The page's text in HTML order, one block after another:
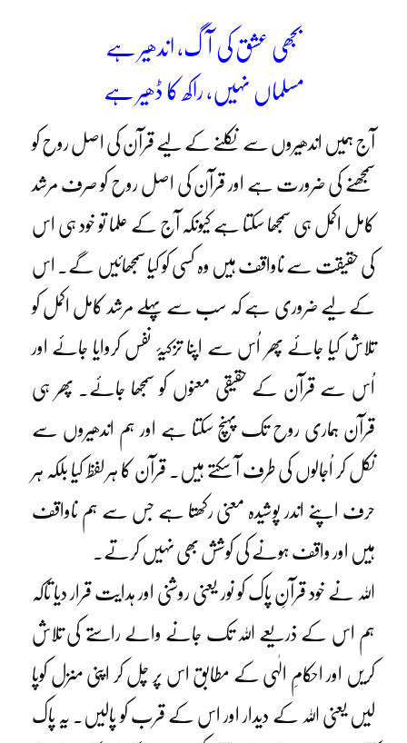
بجھی عشق کی آگ، اندھیر ہے
مسلماں نہیں، راکھ کا ڈھیر ہے
آج ہمیں اندھیروں سے نکلنے کے لیے قرآن کی اصل روح کو
سمجھنے کی ضرورت ہے اور قرآن کی اصل روح کو صرف مرشد
کامل اکمل ہی سمجھا سکتا ہے کیونکہ آج کے علما تو خود ہی اس
کی حقیقت سے ناواقف ہیں وہ کسی کو کیا سمجھائیں گے۔ اس
کے لیے ضروری ہے کہ سب سے پہلے مرشد کامل اکمل کو
تلاش کیا جائے پھر اُس سے اپنا تزکیۂ نفس کروایا جائے اور
اُس سے قرآن کے حقیقی معنوں کو سمجھا جائے۔ پھر ہی
قرآن ہماری روح تک پہنچ سکتا ہے اور ہم اندھیروں سے
نکل کر اُجالوں کی طرف آ سکتے ہیں۔ قرآن کا ہر لفظ کیا بلکہ ہر
حرف اپنے اندر پوشیدہ معنی رکھتا ہے جس سے ہم ناواقف
ہیں اور واقف ہونے کی کوشش بھی نہیں کرتے۔
اللہ نے خود قرآنِ پاک کو نور یعنی روشنی اور ہدایت قرار دیا تاکہ
ہم اس کے ذریعے اللہ تک جانے والے راستے کی تلاش
کریں اور احکامِ الٰہی کے مطابق اس پر چل کر اپنی منزل کوپا
لیں یعنی اللہ کے دیدار اور اس کے قرب کو پالیں۔ یہ پاک